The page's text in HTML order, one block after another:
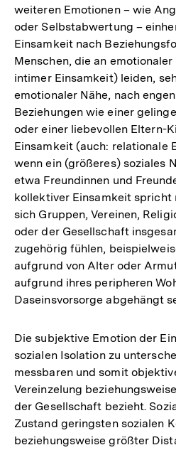
weiteren Emotionen – wie
oder Selbstabwertung –
Einsamkeit nach
Menschen, die an
intimer Einsamkeit) leiden,
emotionaler Nähe, nach
Beziehungen wie einer
oder einer liebevollen Eltern-
Einsamkeit (auch: relationale
wenn ein (größeres) soziales
etwa Freundinnen und
kollektiver Einsamkeit spricht
sich Gruppen, Vereinen,
oder der Gesellschaft
zugehörig fühlen,
aufgrund von Alter oder
aufgrund ihres peripheren
Daseinsvorsorge abgehängt
Die subjektive Emotion der
sozialen Isolation zu
messbaren und somit
Vereinzelung
der Gesellschaft bezieht.
Zustand geringsten sozialen
beziehungsweise größter